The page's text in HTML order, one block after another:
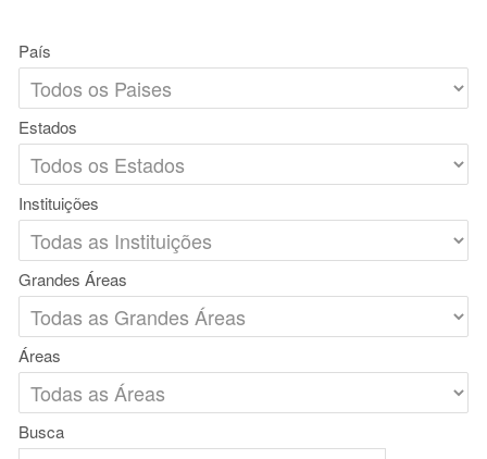
País
Estados
Instituições
Grandes Áreas
Áreas
Busca